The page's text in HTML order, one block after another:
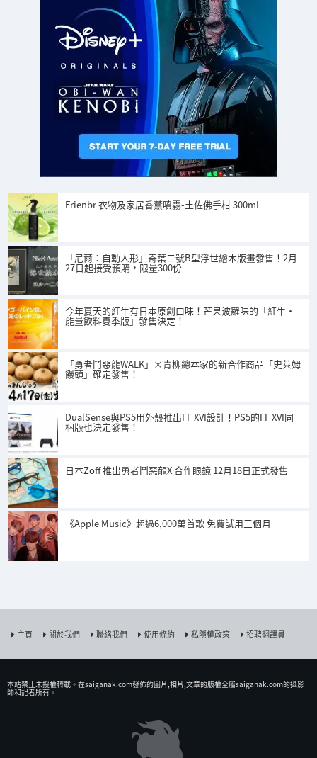
Frienbr 衣物及家居香薰噴霧-土佐佛手柑 300mL
「尼爾：自動人形」寄葉二號B型浮世繪木版畫發售！2月
27日起接受預購，限量300份
今年夏天的紅牛有日本原創口味！芒果波羅味的「紅牛・
能量飲料夏季版」發售決定！
「勇者鬥惡龍WALK」×青柳總本家的新合作商品「史萊姆
饅頭」確定發售！
DualSense與PS5用外殼推出FF XVI設計！PS5的FF XVI同
梱版也決定發售！
日本Zoff 推出勇者鬥惡龍X 合作眼鏡 12月18日正式發售
《Apple Music》超過6,000萬首歌 免費試用三個月
主頁 關於我們 聯絡我們 使用條約 私隱權政策 招聘翻譯員
本站禁止未授權𨍭載。在saiganak.com發佈的圖片,相片,文章的版權全屬saiganak.com的攝影
師和記者所有。